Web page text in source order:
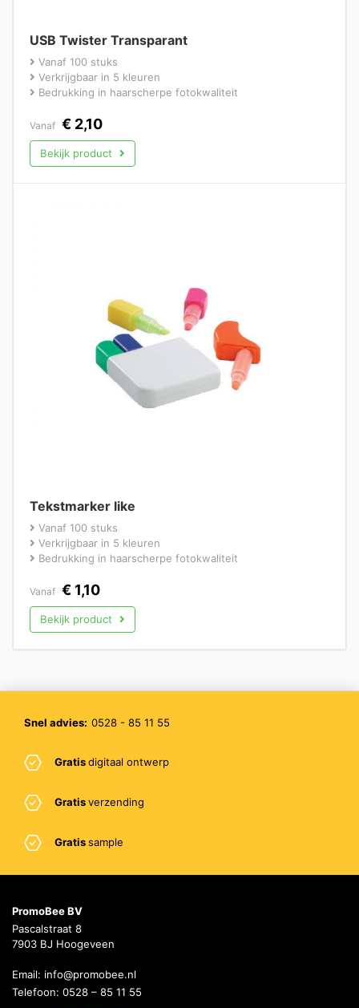
USB Twister Transparant
Vanaf 100 stuks
Verkrijgbaar in 5 kleuren
Bedrukking in haarscherpe fotokwaliteit
Vanaf € 2,10
Bekijk product
Tekstmarker like
Vanaf 100 stuks
Verkrijgbaar in 5 kleuren
Bedrukking in haarscherpe fotokwaliteit
Vanaf € 1,10
Bekijk product
Snel advies: 0528 - 85 11 55
Gratisdigitaal ontwerp
Gratisverzending
Gratissample
PromoBee BV
Pascalstraat 8
7903 BJ Hoogeveen
Email: info@promobee.nl
Telefoon: 0528 – 85 11 55